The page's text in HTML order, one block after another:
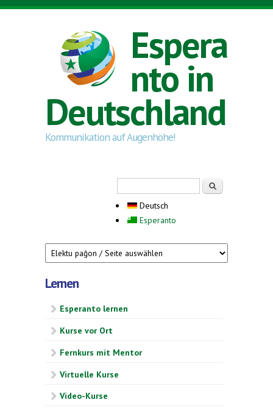
Direkt zum Inhalt
Espera
nto in
Deutschland
Kommunikation auf Augenhöhe!
Deutsch
Esperanto
Lernen
Esperanto lernen
Kurse vor Ort
Fernkurs mit Mentor
Virtuelle Kurse
Video-Kurse